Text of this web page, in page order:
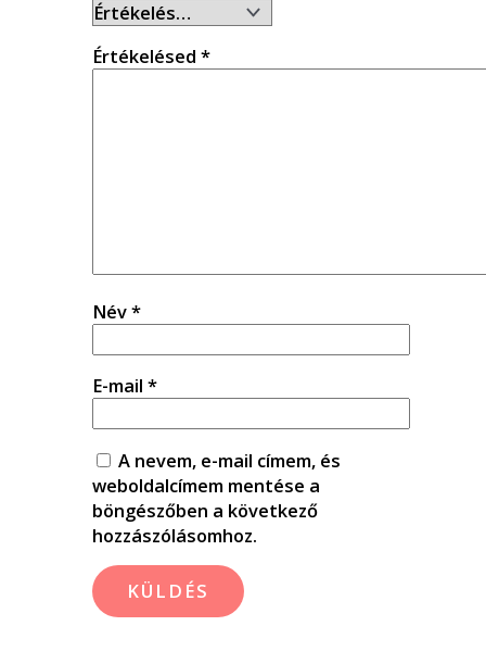
Értékelésed *
Név*
E-mail *
A nevem, e-mail címem, és
weboldalcímem mentése a
böngészőben a következő
hozzászólásomhoz.